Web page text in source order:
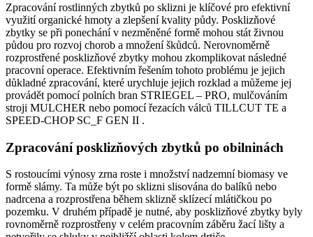
Zpracování rostlinných zbytků po sklizni je klíčové pro efektivní
využití organické hmoty a zlepšení kvality půdy. Posklizňové
zbytky se při ponechání v nezměněné formě mohou stát živnou
půdou pro rozvoj chorob a množení škůdců. Nerovnoměrně
rozprostřené posklizňové zbytky mohou zkomplikovat následné
pracovní operace. Efektivním řešením tohoto problému je jejich
důkladné zpracování, které urychluje jejich rozklad a můžeme jej
provádět pomocí polních bran STRIEGEL – PRO, mulčováním
stroji MULCHER nebo pomocí řezacích válců TILLCUT TE a
SPEED-CHOP SC_F GEN II .
Zpracování posklizňových zbytků po obilninách
S rostoucími výnosy zrna roste i množství nadzemní biomasy ve
formě slámy. Ta může být po sklizni slisována do balíků nebo
nadrcena a rozprostřena během sklizně sklízecí mlátičkou po
pozemku. V druhém případě je nutné, aby posklizňové zbytky byly
rovnoměrně rozprostřeny v celém pracovním záběru žací lišty a